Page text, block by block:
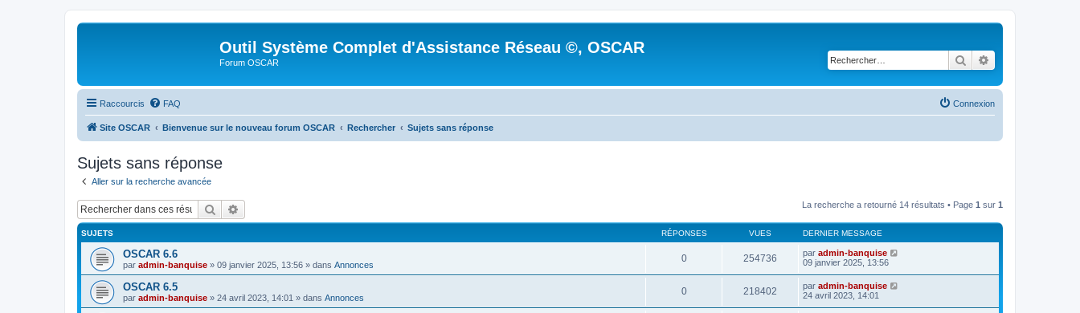
Outil Système Complet d'Assistance Réseau ©, OSCAR
Forum OSCAR Rechercher
Raccourcis FAQ Connexion
Site OSCAR Bienvenue sur le nouveau forum OSCAR Rechercher Sujets sans réponse
Sujets sans réponse
Aller sur la recherche avancée
Rechercher La recherche a retourné 14 résultats • Page 1 sur 1
SUJETS RÉPONSES VUES DERNIER MESSAGE
OSCAR 6.6
par admin-banquise » 09 janvier 2025, 13:56 » dans Annonces
0 254736 par admin-banquise
09 janvier 2025, 13:56
OSCAR 6.5
par admin-banquise » 24 avril 2023, 14:01 » dans Annonces
0 218402 par admin-banquise
24 avril 2023, 14:01